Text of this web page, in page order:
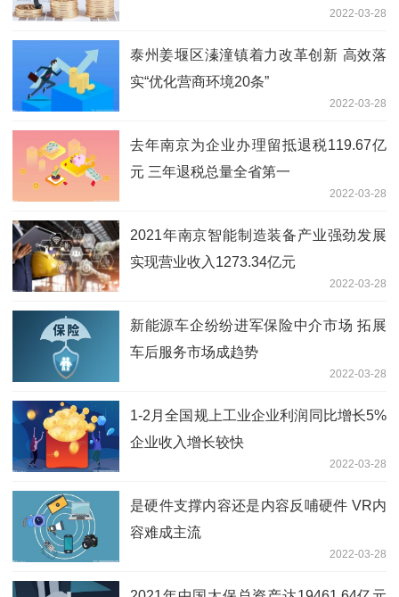
2022-03-28
泰州姜堰区溱潼镇着力改革创新 高效落
实“优化营商环境20条”
2022-03-28
去年南京为企业办理留抵退税119.67亿
元 三年退税总量全省第一
2022-03-28
2021年南京智能制造装备产业强劲发展
实现营业收入1273.34亿元
2022-03-28
新能源车企纷纷进军保险中介市场 拓展
车后服务市场成趋势
2022-03-28
1-2月全国规上工业企业利润同比增长5%
企业收入增长较快
2022-03-28
是硬件支撑内容还是内容反哺硬件 VR内
容难成主流
2022-03-28